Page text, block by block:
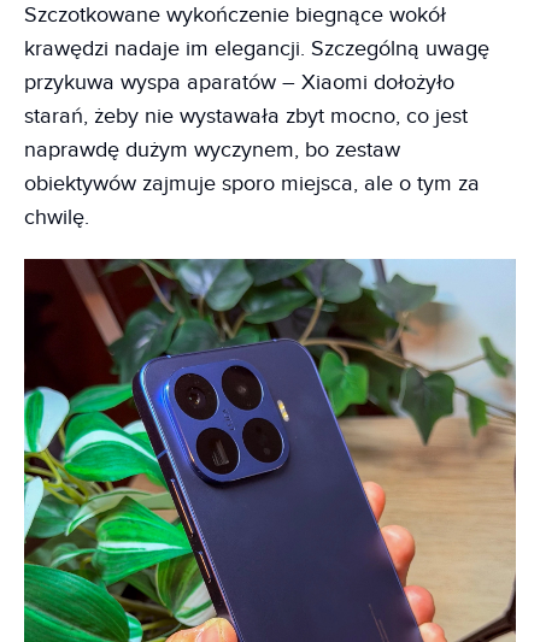
Szczotkowane wykończenie biegnące wokół
krawędzi nadaje im elegancji. Szczególną uwagę
przykuwa wyspa aparatów – Xiaomi dołożyło
starań, żeby nie wystawała zbyt mocno, co jest
naprawdę dużym wyczynem, bo zestaw
obiektywów zajmuje sporo miejsca, ale o tym za
chwilę.